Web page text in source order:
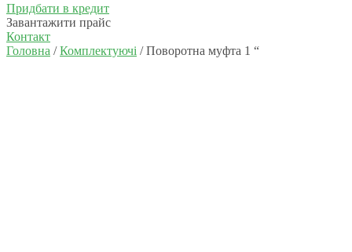
Придбати в кредит
Завантажити прайс
Контакт
Головна /Комплектуючі / Поворотна муфта 1 “